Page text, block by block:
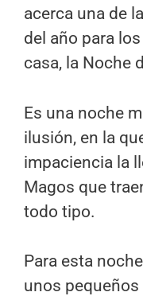
acerca una de
del año para
casa, la Noche
Es una noche
ilusión, en la
impaciencia la
Magos que
todo tipo.
Para esta
unos pequeños